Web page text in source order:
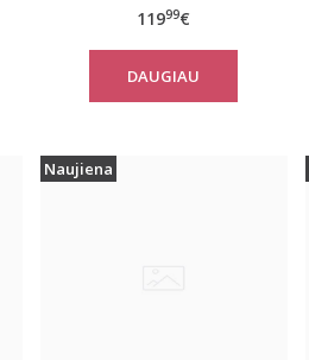
paltas Tom Tailor 29999
11999€
DAUGIAU
Naujiena